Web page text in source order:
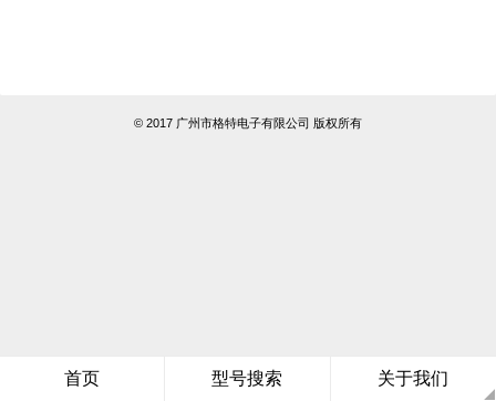
首页 型号搜索 关于我们
© 2017 广州市格特电子有限公司 版权所有